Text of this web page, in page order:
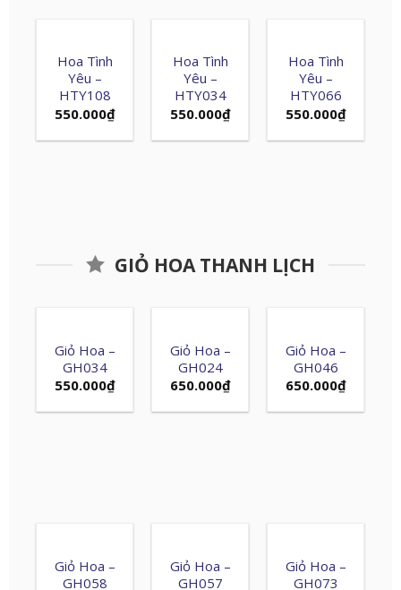
Hoa Tình
Yêu –
HTY108
550.000₫
Hoa Tình
Yêu –
HTY034
550.000₫
Hoa Tình
Yêu –
HTY066
550.000₫
GIỎ HOA THANH LỊCH
Giỏ Hoa –
GH034
550.000₫
Giỏ Hoa –
GH024
650.000₫
Giỏ Hoa –
GH046
650.000₫
Giỏ Hoa –
GH058
Giỏ Hoa –
GH057
Giỏ Hoa –
GH073